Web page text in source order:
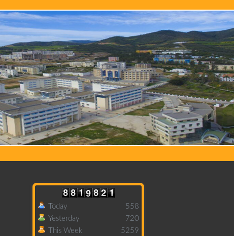
Today
Yesterday
This Week
558
720
5259